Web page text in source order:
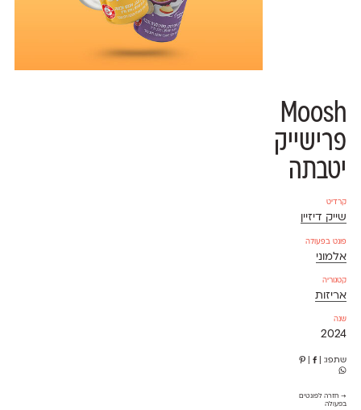
Moosh
פרישייק
יטבתה
קרדיט
שייק דיזיין
פונט בפעולה
אלמוני
קטגוריה
אריזות
שנה
2024
שתפו: |
→ חזרה לפונטים
בפעולה